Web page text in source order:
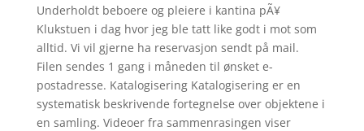
Underholdt beboere og pleiere i kantina pÃ¥
Klukstuen i dag hvor jeg ble tatt like godt i mot som
alltid. Vi vil gjerne ha reservasjon sendt på mail.
Filen sendes 1 gang i måneden til ønsket e-
postadresse. Katalogisering Katalogisering er en
systematisk beskrivende fortegnelse over objektene i
en samling. Videoer fra sammenrasingen viser